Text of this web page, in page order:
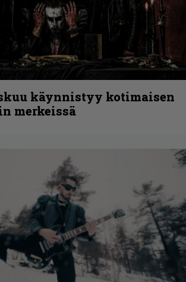
käynnistyy kotimaisen
merkeissä